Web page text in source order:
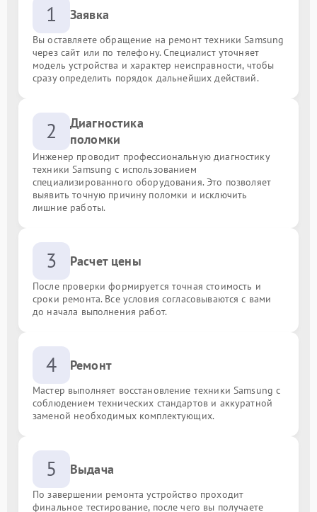
1 Заявка
Вы оставляете обращение на ремонт техники Samsung
через сайт или по телефону. Специалист уточняет
модель устройства и характер неисправности, чтобы
сразу определить порядок дальнейших действий.
2
Диагностика
поломки
Инженер проводит профессиональную диагностику
техники Samsung с использованием
специализированного оборудования. Это позволяет
выявить точную причину поломки и исключить
лишние работы.
3 Расчет цены
После проверки формируется точная стоимость и
сроки ремонта. Все условия согласовываются с вами
до начала выполнения работ.
4 Ремонт
Мастер выполняет восстановление техники Samsung с
соблюдением технических стандартов и аккуратной
заменой необходимых комплектующих.
5 Выдача
По завершении ремонта устройство проходит
финальное тестирование, после чего вы получаете